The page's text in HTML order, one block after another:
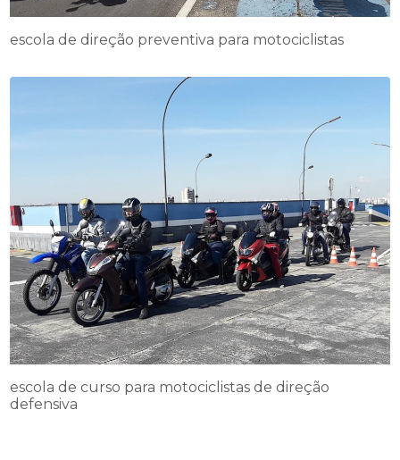
escola de direção preventiva para motociclistas
escola de curso para motociclistas de direção
defensiva